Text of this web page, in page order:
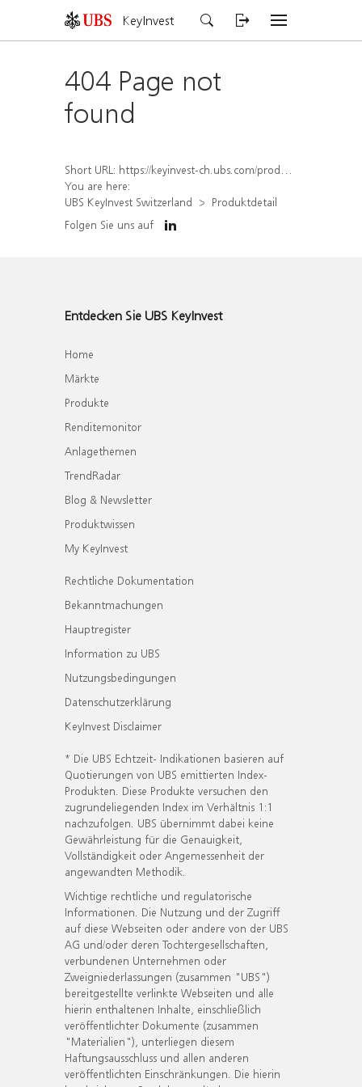
KeyInvest
404 Page not
found
Short URL: https://keyinvest-ch.ubs.com/produkt/detail/index/isin/CH1562196977
You are here:
UBS KeyInvest Switzerland
Produktdetail
Folgen Sie uns auf
Entdecken Sie UBS KeyInvest
Home
Märkte
Produkte
Renditemonitor
Anlagethemen
TrendRadar
Blog & Newsletter
Produktwissen
My KeyInvest
Rechtliche Dokumentation
Bekanntmachungen
Hauptregister
Information zu UBS
Nutzungsbedingungen
Datenschutzerklärung
KeyInvest Disclaimer
* Die UBS Echtzeit- Indikationen basieren auf
Quotierungen von UBS emittierten Index-
Produkten. Diese Produkte versuchen den
zugrundeliegenden Index im Verhältnis 1:1
nachzufolgen. UBS übernimmt dabei keine
Gewährleistung für die Genauigkeit,
Vollständigkeit oder Angemessenheit der
angewandten Methodik.
Wichtige rechtliche und regulatorische
Informationen. Die Nutzung und der Zugriff
auf diese Webseiten oder andere von der UBS
AG und/oder deren Tochtergesellschaften,
verbundenen Unternehmen oder
Zweigniederlassungen (zusammen "UBS")
bereitgestellte verlinkte Webseiten und alle
hierin enthaltenen Inhalte, einschließlich
veröffentlichter Dokumente (zusammen
"Materialien"), unterliegen diesem
Haftungsausschluss und allen anderen
veröffentlichten Einschränkungen. Die hierin